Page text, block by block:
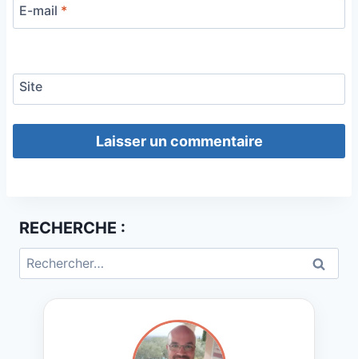
E-mail *
Site
RECHERCHE :
Rechercher :